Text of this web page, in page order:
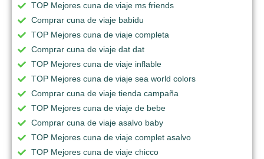
TOP Mejores cuna de viaje ms friends
Comprar cuna de viaje babidu
TOP Mejores cuna de viaje completa
Comprar cuna de viaje dat dat
TOP Mejores cuna de viaje inflable
TOP Mejores cuna de viaje sea world colors
Comprar cuna de viaje tienda campaña
TOP Mejores cuna de viaje de bebe
Comprar cuna de viaje asalvo baby
TOP Mejores cuna de viaje complet asalvo
TOP Mejores cuna de viaje chicco